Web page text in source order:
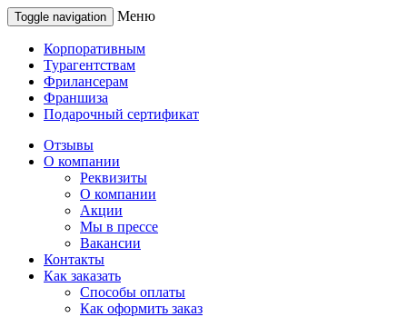
Toggle navigation Меню
Корпоративным
Турагентствам
Фрилансерам
Франшиза
Подарочный сертификат
Отзывы
О компании
Реквизиты
О компании
Акции
Мы в прессе
Вакансии
Контакты
Как заказать
Способы оплаты
Как оформить заказ